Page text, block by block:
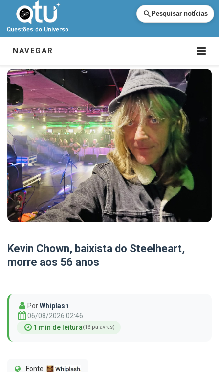
Pesquisar notícias
NAVEGAR
Kevin Chown, baixista do Steelheart,
morre aos 56 anos
PorWhiplash
06/08/2026 02:46
1 min de leitura(16 palavras)
Fonte: